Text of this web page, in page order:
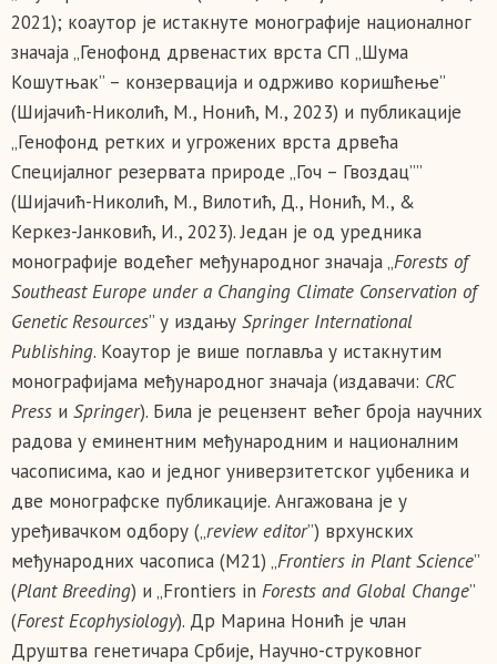
2021); коаутор је истакнуте монографије националног
значаја „Генофонд дрвенастих врста СП „Шума
Кошутњак” – конзервација и одрживо коришћење”
(Шијачић-Николић, М., Нонић, М., 2023) и публикације
„Генофонд ретких и угрожених врста дрвећа
Специјалног резервата природе „Гоч – Гвоздац””
(Шијачић-Николић, М., Вилотић, Д., Нонић, М., &
Керкез-Јанковић, И., 2023). Један је од уредника
монографије водећег међународног значаја „Forests of
Southeast Europe under a Changing Climate Conservation of
Genetic Resources” у издању Springer International
Publishing. Коаутор је више поглавља у истакнутим
монографијама међународног значаја (издавачи: CRC
Press и Springer). Била је рецензент већег броја научних
радова у еминентним међународним и националним
часописима, као и једног универзитетског уџбеника и
две монографске публикације. Ангажована је у
уређивачком одбору („review editor”) врхунских
међународних часописа (M21) „Frontiers in Plant Science”
(Plant Breeding) и „Frontiers in Forests and Global Change”
(Forest Ecophysiology). Др Марина Нонић је члан
Друштва генетичара Србије, Научно-струковног